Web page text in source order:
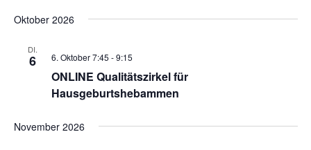
Oktober 2026
DI.
6
ONLINE Qualitätszirkel für
Hausgeburtshebammen
6. Oktober 7:45 -9:15
November 2026